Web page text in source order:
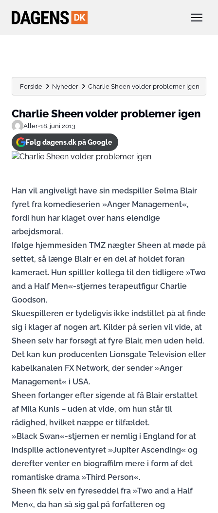
Forside Nyheder Charlie Sheen volder problemer igen
Charlie Sheen volder problemer igen
Aller•18. juni 2013
Følg dagens.dk på Google
Han vil angiveligt have sin medspiller Selma Blair
fyret fra komedieserien »Anger Management«,
fordi hun har klaget over hans elendige
arbejdsmoral.
Ifølge hjemmesiden TMZ nægter Sheen at møde på
settet, så længe Blair er en del af holdet foran
kameraet. Hun spilller kollega til den tidligere »Two
and a Half Men«-stjernes terapeutfigur Charlie
Goodson.
Skuespilleren er tydeligvis ikke indstillet på at finde
sig i klager af nogen art. Kilder på serien vil vide, at
Sheen selv har forsøgt at fyre Blair, men uden held.
Det kan kun producenten Lionsgate Television eller
kabelkanalen FX Network, der sender »Anger
Management« i USA.
Sheen forlanger efter sigende at få Blair erstattet
af Mila Kunis – uden at vide, om hun står til
rådighed, hvilket næppe er tilfældet.
»Black Swan«-stjernen er nemlig i England for at
indspille actioneventyret »Jupiter Ascending« og
derefter venter en biograffilm mere i form af det
romantiske drama »Third Person«.
Sheen fik selv en fyreseddel fra »Two and a Half
Men«, da han så sig gal på forfatteren og